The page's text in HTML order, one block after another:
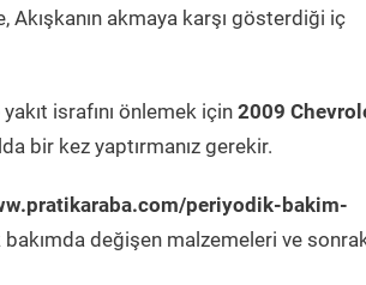
akmaya karşı gösterdiği iç
israfını önlemek için 2009
bir kez yaptırmanız gerekir.
periyodik-bakim-
değişen malzemeleri ve